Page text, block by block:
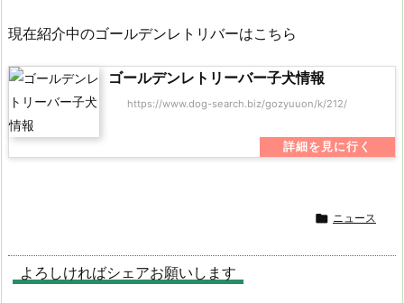
現在紹介中のゴールデンレトリバーはこちら
ゴールデンレトリーバー子犬情報
https://www.dog-search.biz/gozyuuon/k/212/
 ニュース
よろしければシェアお願いします